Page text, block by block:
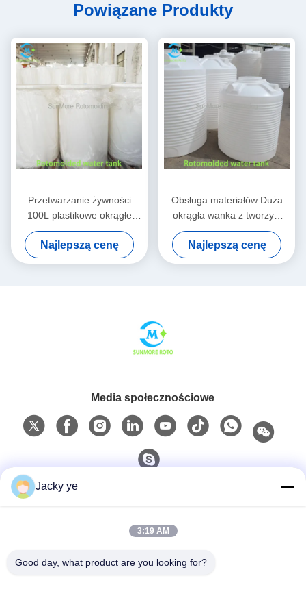
Powiązane Produkty
Przetwarzanie żywności
100L plastikowe okrągłe
wanny z obrotową
formowaną strukturą LLDPE
wysokiej / niskiej
Najlepszą cenę
Obsługa materiałów Duża
okrągła wanka z tworzyw
sztucznych 1000L dla
systemów przemysłowych
Najlepszą cenę
Media społecznościowe
Jacky ye
3:19 AM
Good day, what product are you looking for?